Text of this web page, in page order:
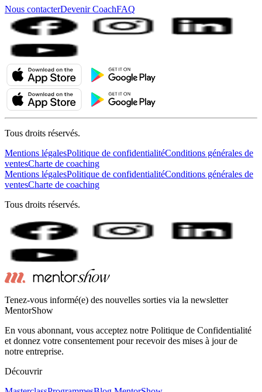
Nous contacterDevenir CoachFAQ
Tous droits réservés.
Mentions légalesPolitique de confidentialitéConditions générales de
ventesCharte de coaching
Mentions légalesPolitique de confidentialitéConditions générales de
ventesCharte de coaching
Tous droits réservés.
Tenez-vous informé(e) des nouvelles sorties via la newsletter
MentorShow
En vous abonnant, vous acceptez notre Politique de Confidentialité
et donnez votre consentement pour recevoir des mises à jour de
notre entreprise.
Découvrir